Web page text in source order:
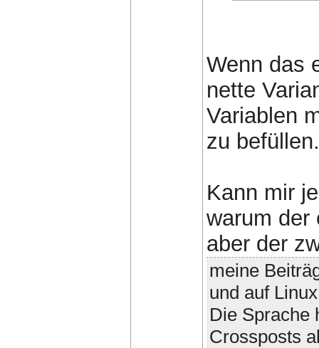
Wenn das
nette
Variablen
zu befüllen.
Kann mir
warum der
aber der
meine
und auf
Die Sprache
Crossposts